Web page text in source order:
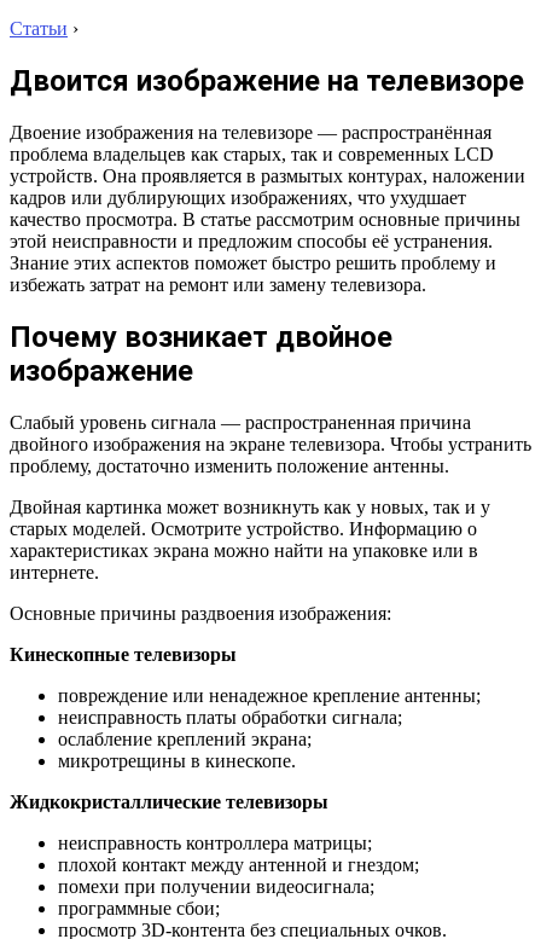
Статьи ›
Двоится изображение на телевизоре
Двоение изображения на телевизоре — распространённая
проблема владельцев как старых, так и современных LCD
устройств. Она проявляется в размытых контурах, наложении
кадров или дублирующих изображениях, что ухудшает
качество просмотра. В статье рассмотрим основные причины
этой неисправности и предложим способы её устранения.
Знание этих аспектов поможет быстро решить проблему и
избежать затрат на ремонт или замену телевизора.
Почему возникает двойное
изображение
Слабый уровень сигнала — распространенная причина
двойного изображения на экране телевизора. Чтобы устранить
проблему, достаточно изменить положение антенны.
Двойная картинка может возникнуть как у новых, так и у
старых моделей. Осмотрите устройство. Информацию о
характеристиках экрана можно найти на упаковке или в
интернете.
Основные причины раздвоения изображения:
Кинескопные телевизоры
повреждение или ненадежное крепление антенны;
неисправность платы обработки сигнала;
ослабление креплений экрана;
микротрещины в кинескопе.
Жидкокристаллические телевизоры
неисправность контроллера матрицы;
плохой контакт между антенной и гнездом;
помехи при получении видеосигнала;
программные сбои;
просмотр 3D-контента без специальных очков.